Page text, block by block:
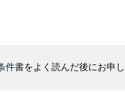
件書をよく読んだ後にお申し